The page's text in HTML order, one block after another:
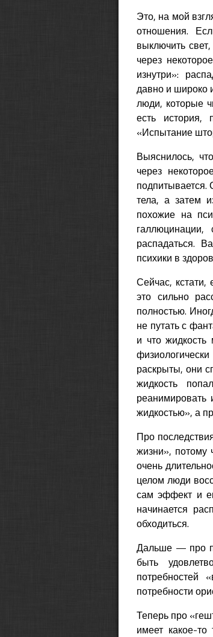
Это, на мой
отношения.
выключить
через
изнутри»:
давно и широко
люди, которые
есть история,
«Испытание
Выяснилось,
через
подпитывается.
тела, а затем
похожие на
распадаться.
психики в
Сейчас, кстати,
это сильно
полностью.
не путать с
и что жидкость
раскрыты, они
жидкость
реанимировать
жидкостью», а
Про
жизни», потому
очень
целом люди
сам эффект и
начинается
обходиться.
Дальше — про
быть
потребностей
потребности
Теперь про
имеет какое-